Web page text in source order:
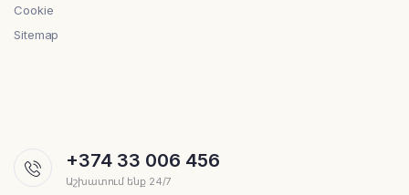
Cookie
Sitemap
+374 33 006 456
Աշխատում ենք 24/7